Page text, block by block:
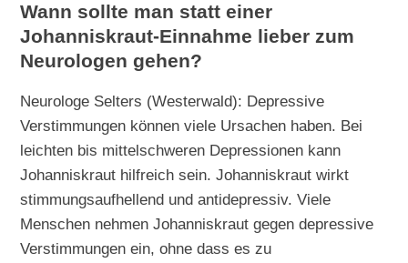
Wann sollte man statt einer
Johanniskraut-Einnahme lieber zum
Neurologen gehen?
Neurologe Selters (Westerwald): Depressive
Verstimmungen können viele Ursachen haben. Bei
leichten bis mittelschweren Depressionen kann
Johanniskraut hilfreich sein. Johanniskraut wirkt
stimmungsaufhellend und antidepressiv. Viele
Menschen nehmen Johanniskraut gegen depressive
Verstimmungen ein, ohne dass es zu